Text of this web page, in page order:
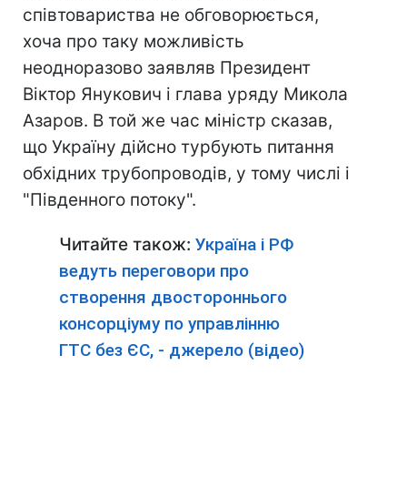
співтовариства не обговорюється,
хоча про таку можливість
неодноразово заявляв Президент
Віктор Янукович і глава уряду Микола
Азаров. В той же час міністр сказав,
що Україну дійсно турбують питання
обхідних трубопроводів, у тому числі і
"Південного потоку".
Читайте також: Україна і РФ
ведуть переговори про
створення двостороннього
консорціуму по управлінню
ГТС без ЄС, - джерело (відео)